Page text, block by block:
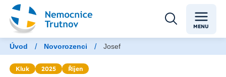
MENU
Úvod / Novorozenci / Josef
Kluk 2025 Říjen